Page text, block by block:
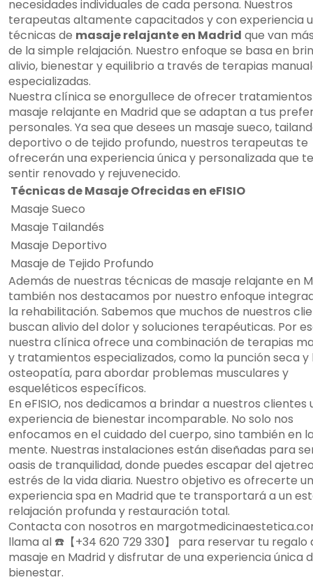
necesidades individuales de cada persona. Nuestros
terapeutas altamente capacitados y con experiencia
técnicas de masaje relajante en Madrid que van
de la simple relajación. Nuestro enfoque se basa en
alivio, bienestar y equilibrio a través de terapias
especializadas.
Nuestra clínica se enorgullece de ofrecer
masaje relajante en Madrid que se adaptan a tus
personales. Ya sea que desees un masaje sueco,
deportivo o de tejido profundo, nuestros terapeutas te
ofrecerán una experiencia única y personalizada que
sentir renovado y rejuvenecido.
Técnicas de Masaje Ofrecidas en eFISIO
Masaje Sueco
Masaje Tailandés
Masaje Deportivo
Masaje de Tejido Profundo
Además de nuestras técnicas de masaje relajante en
también nos destacamos por nuestro enfoque
la rehabilitación. Sabemos que muchos de nuestros
buscan alivio del dolor y soluciones terapéuticas. Por
nuestra clínica ofrece una combinación de terapias
y tratamientos especializados, como la punción seca y
osteopatía, para abordar problemas musculares y
esqueléticos específicos.
En eFISIO, nos dedicamos a brindar a nuestros clientes
experiencia de bienestar incomparable. No solo nos
enfocamos en el cuidado del cuerpo, sino también en
mente. Nuestras instalaciones están diseñadas para
oasis de tranquilidad, donde puedes escapar del
estrés de la vida diaria. Nuestro objetivo es ofrecerte
experiencia spa en Madrid que te transportará a un
relajación profunda y restauración total.
Contacta con nosotros en
llama al ☎️【+34 620 729 330】 para reservar tu regalo
masaje en Madrid y disfrutar de una experiencia única
bienestar.